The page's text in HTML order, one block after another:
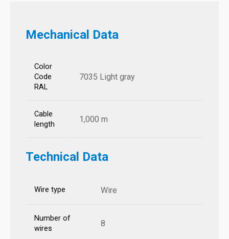
Mechanical Data
Color
Code
RAL
7035 Light gray
Cable
length
1,000 m
Technical Data
Wire type Wire
Number of
wires
8